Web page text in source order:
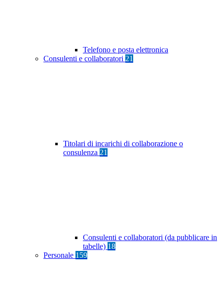
Telefono e posta elettronica
Consulenti e collaboratori 21
Titolari di incarichi di collaborazione o
consulenza 21
Consulenti e collaboratori (da pubblicare in
tabelle) 18
Personale 159